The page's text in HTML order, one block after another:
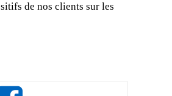
de nos clients sur les